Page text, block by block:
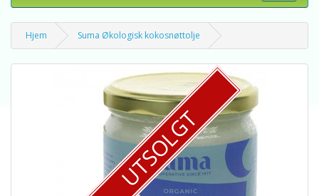
Hjem Suma Økologisk kokosnøttolje
UTSOLGT